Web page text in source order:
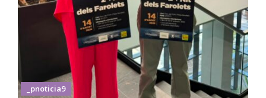
_pnoticia9